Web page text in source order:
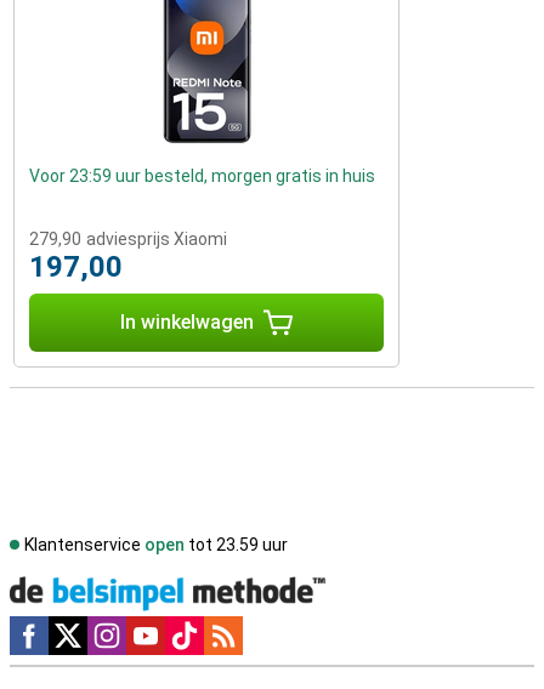
Voor 23:59 uur besteld, morgen gratis in huis
279,90 adviesprijs Xiaomi
197,00
In winkelwagen
Klantenservice open tot 23.59 uur
Social media